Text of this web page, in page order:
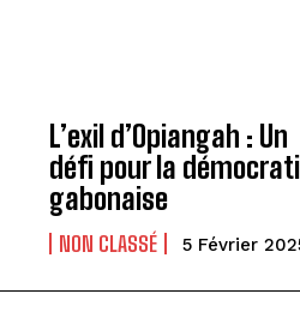
L’exil d’Opiangah : Un
défi pour la
gabonaise
NON CLASSÉ 5 Février